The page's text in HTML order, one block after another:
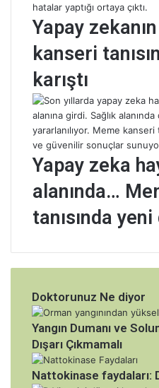
Yapay
kanseri
karıştı
Yapay zeka
alanında…
tanısında
Doktorunuz Ne diyor
Yangın Dumanı ve
Dışarı Çıkmamalı
Nattokinase faydaları: